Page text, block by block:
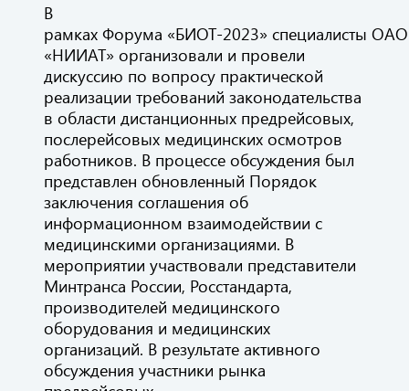
В
рамках Форума «БИОТ-2023» специалисты ОАО
«НИИАТ» организовали и провели
дискуссию по вопросу практической
реализации требований законодательства
в области дистанционных предрейсовых,
послерейсовых медицинских осмотров
работников. В процессе обсуждения был
представлен обновленный Порядок
заключения соглашения об
информационном взаимодействии с
медицинскими организациями. В
мероприятии участвовали представители
Минтранса России, Росстандарта,
производителей медицинского
оборудования и медицинских
организаций. В результате активного
обсуждения участники рынка